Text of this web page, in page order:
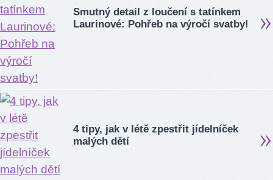
Smutný detail z loučení s tatínkem
Laurinové: Pohřeb na výročí svatby!
4 tipy, jak v létě zpestřit jídelníček
malých dětí